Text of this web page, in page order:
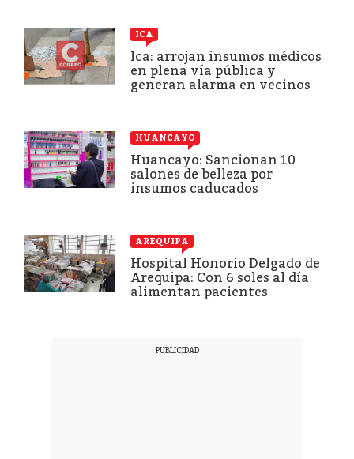
ICA
Ica: arrojan insumos médicos
en plena vía pública y
generan alarma en vecinos
HUANCAYO
Huancayo: Sancionan 10
salones de belleza por
insumos caducados
AREQUIPA
Hospital Honorio Delgado de
Arequipa: Con 6 soles al día
alimentan pacientes